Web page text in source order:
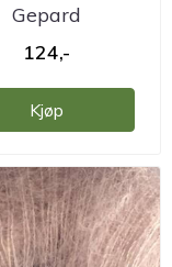
Gepard
124,-
Kjøp